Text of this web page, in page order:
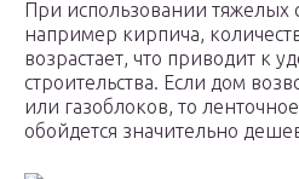
При использовании тяжелых
например кирпича,
возрастает, что приводит к
строительства. Если дом
или газоблоков, то
обойдется значительно